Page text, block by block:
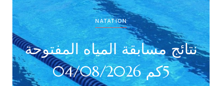
NATATION
نتائج مسابقة المياه المفتوحة
5كم 04/08/2026